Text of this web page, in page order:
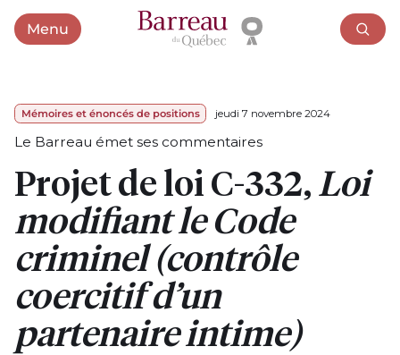
MenuOuvrir le menu
Mémoires et énoncés de positions jeudi 7 novembre 2024
Le Barreau émet ses commentaires
Projet de loi C-332,Loi
modifiant le Code
criminel (contrôle
coercitif d’un
partenaire intime)